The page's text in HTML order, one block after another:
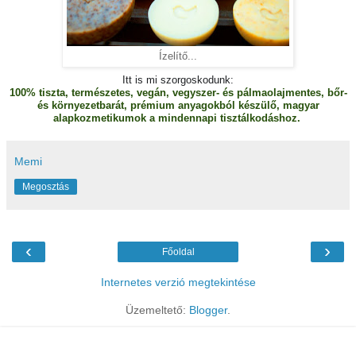
Ízelítő...
Itt is mi szorgoskodunk:
100% tiszta, természetes, vegán, vegyszer- és pálmaolajmentes, bőr-
és környezetbarát, prémium anyagokból készülő, magyar
alapkozmetikumok a mindennapi tisztálkodáshoz.
Memi
Megosztás
‹ ›
Főoldal
Internetes verzió megtekintése
Üzemeltető: Blogger.